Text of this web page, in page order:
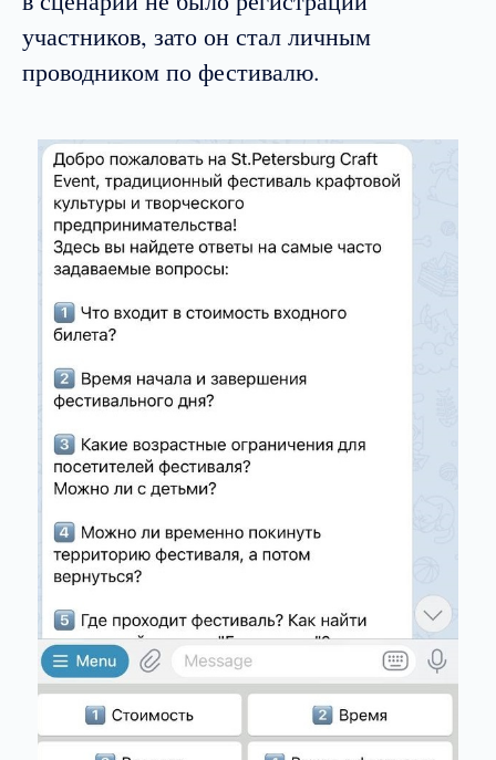
участников, зато он стал личным
проводником по фестивалю.